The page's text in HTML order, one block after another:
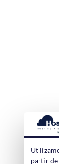
partir de